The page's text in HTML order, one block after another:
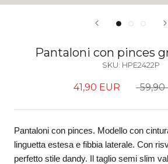
Pantaloni con pinces
SKU: HPE2422P
41,90 EUR 59,90
Pantaloni con pinces. Modello con
linguetta estesa e fibbia laterale. Con
perfetto stile dandy. Il taglio semi slim